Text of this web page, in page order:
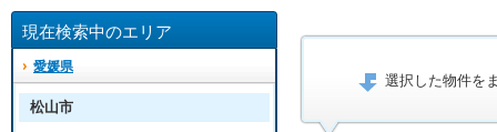
選択した物件を
現在検索中のエリア
愛媛県
松山市